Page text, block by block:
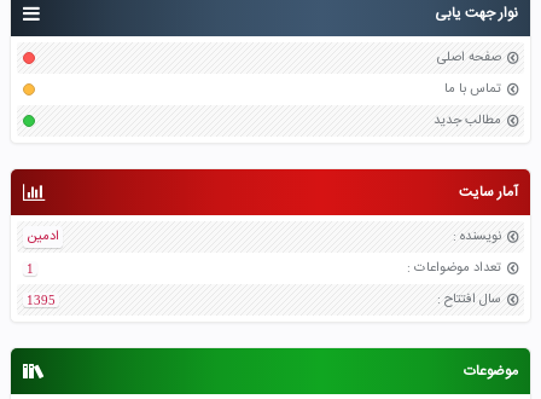
نوار جهت یابی
صفحه اصلی
تماس با ما
مطالب جدید
آمار سایت
نویسنده :
ادمین
تعداد موضواعات :
1
سال افتتاح :
1395
موضوعات